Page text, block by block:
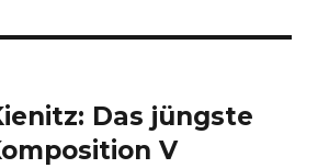
Das jüngste
V